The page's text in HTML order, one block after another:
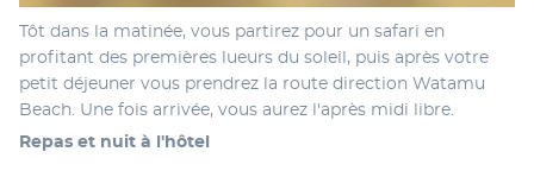
Tôt dans la matinée, vous partirez pour un safari en
profitant des premières lueurs du soleil, puis après votre
petit déjeuner vous prendrez la route direction Watamu
Beach. Une fois arrivée, vous aurez l'après midi libre.
Repas et nuit à l'hôtel